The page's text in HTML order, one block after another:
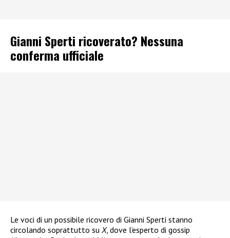
Gianni Sperti ricoverato? Nessuna
conferma ufficiale
Le voci di un possibile ricovero di Gianni Sperti stanno
circolando soprattutto su X, dove l’esperto di gossip